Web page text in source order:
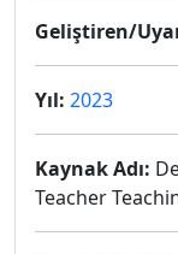
Geliştiren/
Yıl: 2023
Kaynak Adı:
Teacher